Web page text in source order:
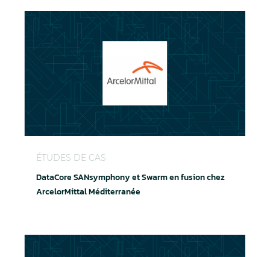
ÉTUDES DE CAS
DataCore SANsymphony et Swarm en fusion chez
ArcelorMittal Méditerranée